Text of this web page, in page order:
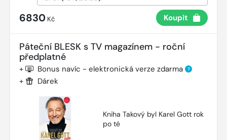
6830 Kč Koupit
Páteční BLESK s TV magazínem - roční
předplatné
+ Bonus navíc - elektronická verze zdarma ?
+ Dárek
Kniha Takový byl Karel Gott rok
po té